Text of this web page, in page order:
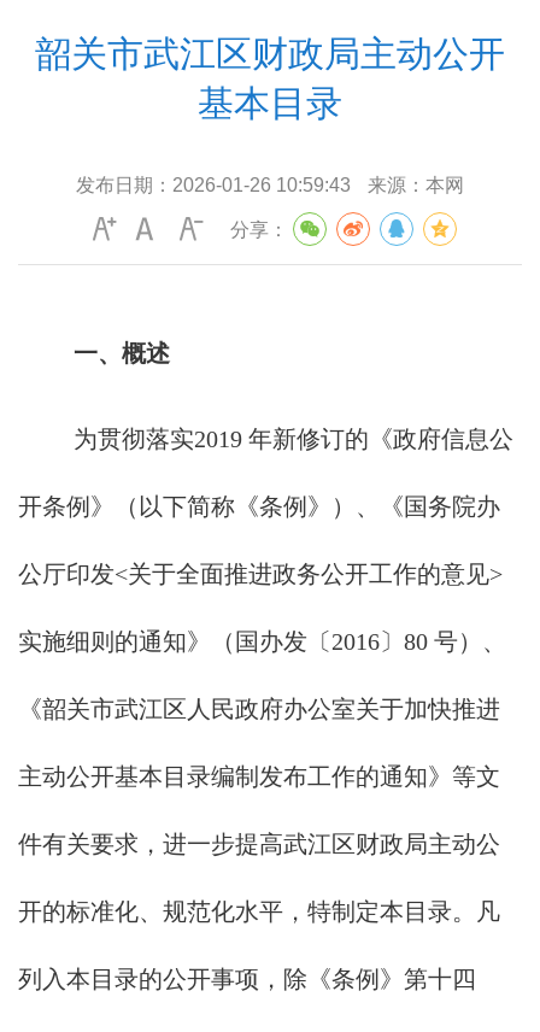
韶关市武江区财政局主动公开
基本目录
发布日期： 2026-01-26 10:59:43 来源： 本网
分享：
一、概述
为贯彻落实2019 年新修订的《政府信息公
开条例》（以下简称《条例》）、《国务院办
公厅印发<关于全面推进政务公开工作的意见>
实施细则的通知》（国办发〔2016〕80 号）、
《韶关市武江区人民政府办公室关于加快推进
主动公开基本目录编制发布工作的通知》等文
件有关要求，进一步提高武江区财政局主动公
开的标准化、规范化水平，特制定本目录。凡
列入本目录的公开事项，除《条例》第十四